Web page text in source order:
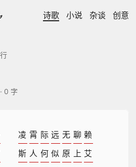
诗歌 小说 杂谈 创意
· 0 字
凌 霄 际 远 无 聊 赖
斯 人 何 似 原 上 艾